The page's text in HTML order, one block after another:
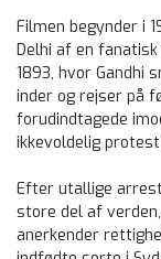
Filmen begynder i
Delhi af en
1893, hvor Gandhi
inder og rejser på
forudindtagede
ikkevoldelig
Efter utallige
store del af
anerkender